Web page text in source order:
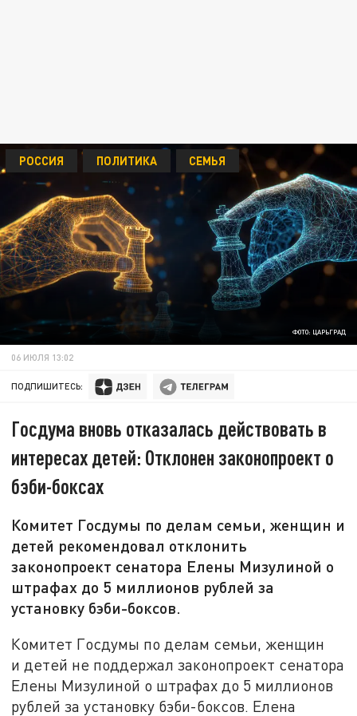
ФОТО: ЦАРЬГРАД
РОССИЯ ПОЛИТИКА СЕМЬЯ
06 ИЮЛЯ 13:02
ПОДПИШИТЕСЬ:
Госдума вновь отказалась действовать в
интересах детей: Отклонен законопроект о
бэби-боксах
Комитет Госдумы по делам семьи, женщин и
детей рекомендовал отклонить
законопроект сенатора Елены Мизулиной о
штрафах до 5 миллионов рублей за
установку бэби-боксов.
Комитет Госдумы по делам семьи, женщин
и детей не поддержал законопроект сенатора
Елены Мизулиной о штрафах до 5 миллионов
рублей за установку бэби-боксов. Елена